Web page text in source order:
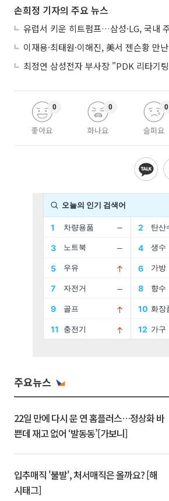
손희정 기자의 주요 뉴스
좋아요
0
화나요
0
슬퍼요
0
주요뉴스
22일 만에 다시 문 연 홈플러스…정상화 바
쁜데 재고 없어 ‘발동동’[가보니]
입추매직 '불발', 처서매직은 올까요? [해
시태그]